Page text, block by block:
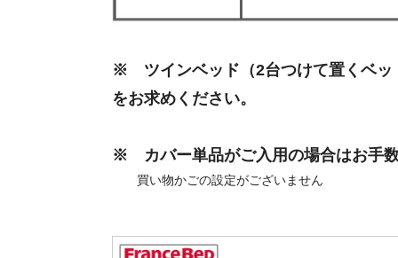
※ ツインベッド（2台つけて置くベッ
をお求めください。
※ カバー単品がご入用の場合はお手
買い物かごの設定がございません